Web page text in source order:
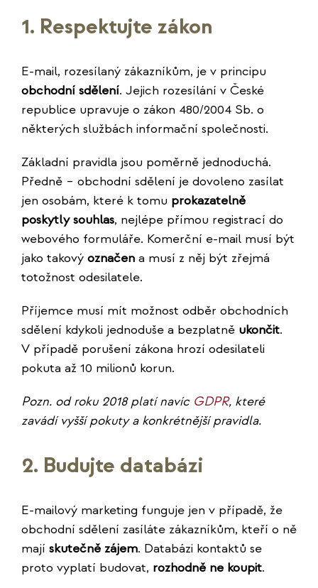
1. Respektujte zákon
E-mail, rozesílaný zákazníkům, je v principu
obchodní sdělení. Jejich rozesílání v České
republice upravuje o zákon 480/2004 Sb. o
některých službách informační společnosti.
Základní pravidla jsou poměrně jednoduchá.
Předně – obchodní sdělení je dovoleno zasílat
jen osobám, které k tomu prokazatelně
poskytly souhlas, nejlépe přímou registrací do
webového formuláře. Komerční e-mail musí být
jako takový označena musí z něj být zřejmá
totožnost odesilatele.
Příjemce musí mít možnost odběr obchodních
sdělení kdykoli jednoduše a bezplatně ukončit.
V případě porušení zákona hrozí odesilateli
pokuta až 10 milionů korun.
Pozn. od roku 2018 platí navíc GDPR, které
zavádí vyšší pokuty a konkrétnější pravidla.
2. Budujte databázi
E-mailový marketing funguje jen v případě, že
obchodní sdělení zasíláte zákazníkům, kteří o ně
mají skutečně zájem. Databázi kontaktů se
proto vyplatí budovat, rozhodně ne koupit.